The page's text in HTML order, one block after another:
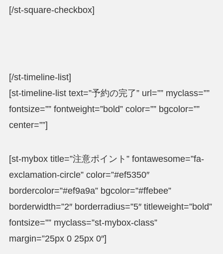
[/st-square-checkbox]
[/st-timeline-list]
[st-timeline-list text=”予約の完了” url=”” myclass=””
fontsize=”” fontweight=”bold” color=”” bgcolor=””
center=””]
[st-mybox title=”注意ポイント” fontawesome=”fa-
exclamation-circle” color=”#ef5350″
bordercolor=”#ef9a9a” bgcolor=”#ffebee”
borderwidth=”2″ borderradius=”5″ titleweight=”bold”
fontsize=”” myclass=”st-mybox-class”
margin=”25px 0 25px 0″]